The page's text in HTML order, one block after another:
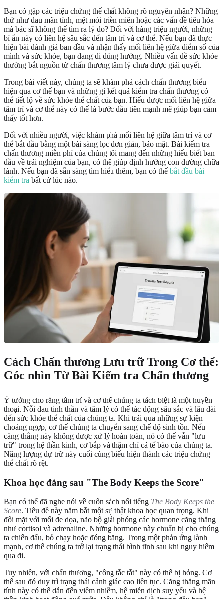
Bạn có gặp các triệu chứng thể chất không rõ nguyên nhân? Những
thứ như đau mãn tính, mệt mỏi triền miên hoặc các vấn đề tiêu hóa
mà bác sĩ không thể tìm ra lý do? Đối với hàng triệu người, những
bí ẩn này có liên hệ sâu sắc đến tâm trí và cơ thể. Nếu bạn đã thực
hiện bài đánh giá ban đầu và nhận thấy mối liên hệ giữa điểm số của
mình và sức khỏe, bạn đang đi đúng hướng. Nhiều vấn đề sức khỏe
thường bắt nguồn từ chấn thương tâm lý chưa được giải quyết.
Trong bài viết này, chúng ta sẽ khám phá cách chấn thương biểu
hiện qua cơ thể bạn và những gì kết quả kiểm tra chấn thương có
thể tiết lộ về sức khỏe thể chất của bạn. Hiểu được mối liên hệ giữa
tâm trí và cơ thể này có thể là bước đầu tiên mạnh mẽ giúp bạn cảm
thấy tốt hơn.
Đối với nhiều người, việc khám phá mối liên hệ giữa tâm trí và cơ
thể bắt đầu bằng một bài sàng lọc đơn giản, bảo mật. Bài kiểm tra
chấn thương miễn phí của chúng tôi mang đến những hiểu biết ban
đầu về trải nghiệm của bạn, có thể giúp định hướng con đường chữa
lành. Nếu bạn đã sẵn sàng tìm hiểu thêm, bạn có thể bắt đầu bài
kiểm tra bất cứ lúc nào.
Cách Chấn thương Lưu trữ Trong Cơ thể:
Góc nhìn Từ Bài Kiểm tra Chấn thương
Ý tưởng cho rằng tâm trí và cơ thể chúng ta tách biệt là một huyền
thoại. Nỗi đau tinh thần và tâm lý có thể tác động sâu sắc và lâu dài
đến sức khỏe thể chất của chúng ta. Khi trải qua những sự kiện
choáng ngợp, cơ thể chúng ta chuyển sang chế độ sinh tồn. Nếu
căng thẳng này không được xử lý hoàn toàn, nó có thể vẫn "lưu
trữ" trong hệ thần kinh, cơ bắp và thậm chí cả tế bào của chúng ta.
Năng lượng dự trữ này cuối cùng biểu hiện thành các triệu chứng
thể chất rõ rệt.
Khoa học đằng sau "The Body Keeps the Score"
Bạn có thể đã nghe nói về cuốn sách nổi tiếng The Body Keeps the
Score. Tiêu đề này nắm bắt một sự thật khoa học quan trọng. Khi
đối mặt với mối đe dọa, não bộ giải phóng các hormone căng thẳng
như cortisol và adrenaline. Những hormone này chuẩn bị cho chúng
ta chiến đấu, bỏ chạy hoặc đóng băng. Trong một phản ứng lành
mạnh, cơ thể chúng ta trở lại trạng thái bình tĩnh sau khi nguy hiểm
qua đi.
Tuy nhiên, với chấn thương, "công tắc tắt" này có thể bị hỏng. Cơ
thể sau đó duy trì trạng thái cảnh giác cao liên tục. Căng thẳng mãn
tính này có thể dẫn đến viêm nhiễm, hệ miễn dịch suy yếu và hệ